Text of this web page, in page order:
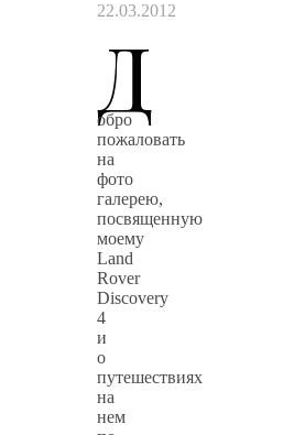
22.03.2012
Д
обро
пожаловать
на
фото
галерею,
посвященную
моему
Land
Rover
Discovery
4
и
о
путешествиях
на
нем